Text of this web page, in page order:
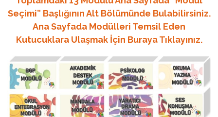
Seçimi” Başlığının Alt Bölümünde Bulabilirsiniz.
Ana Sayfada Modülleri Temsil Eden
Kutucuklara Ulaşmak İçin Buraya Tıklayınız.